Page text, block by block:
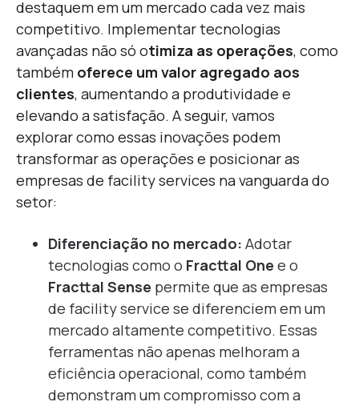
destaquem em um mercado cada vez mais
competitivo. Implementar tecnologias
avançadas não só otimiza as operações, como
também oferece um valor agregado aos
clientes, aumentando a produtividade e
elevando a satisfação. A seguir, vamos
explorar como essas inovações podem
transformar as operações e posicionar as
empresas de facility services na vanguarda do
setor:
Diferenciação no mercado: Adotar
tecnologias como o Fracttal One e o
Fracttal Sense permite que as empresas
de facility service se diferenciem em um
mercado altamente competitivo. Essas
ferramentas não apenas melhoram a
eficiência operacional, como também
demonstram um compromisso com a